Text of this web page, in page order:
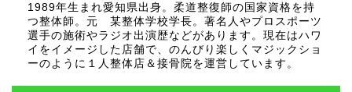
1989年生まれ愛知県出身。柔道整復師の国家資格を持
つ整体師。元 某整体学校学長。著名人やプロスポーツ
選手の施術やラジオ出演歴などがあります。現在はハワ
イをイメージした店舗で、のんびり楽しくマジックショ
ーのように１人整体店＆接骨院を運営しています。